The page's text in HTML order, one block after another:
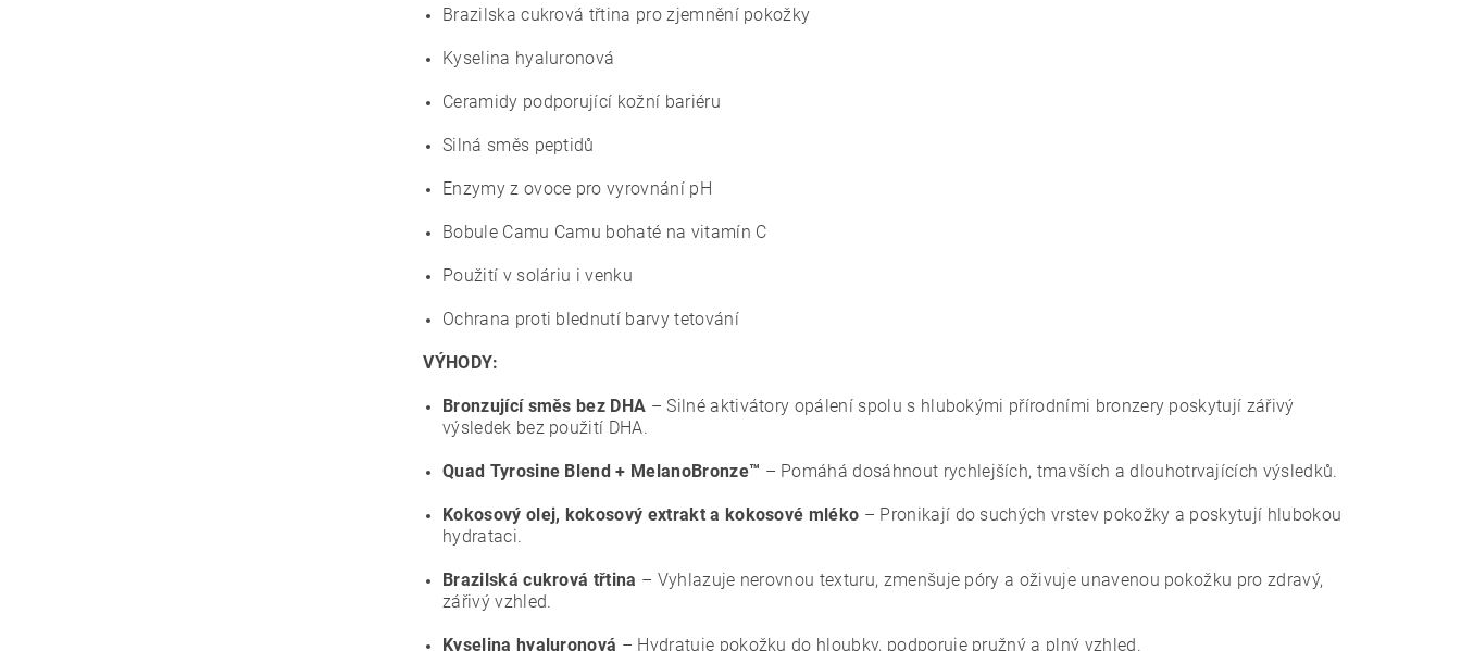
Brazilska cukrová třtina pro zjemnění pokožky
Kyselina hyaluronová
Ceramidy podporující kožní bariéru
Silná směs peptidů
Enzymy z ovoce pro vyrovnání pH
Bobule Camu Camu bohaté na vitamín C
Použití v soláriu i venku
Ochrana proti blednutí barvy tetování
VÝHODY:
Bronzující směs bez DHA – Silné aktivátory opálení spolu s hlubokými přírodními bronzery poskytují zářivý
výsledek bez použití DHA.
Quad Tyrosine Blend + MelanoBronze™ – Pomáhá dosáhnout rychlejších, tmavších a dlouhotrvajících výsledků.
Kokosový olej, kokosový extrakt a kokosové mléko – Pronikají do suchých vrstev pokožky a poskytují hlubokou
hydrataci.
Brazilská cukrová třtina – Vyhlazuje nerovnou texturu, zmenšuje póry a oživuje unavenou pokožku pro zdravý,
zářivý vzhled.
Kyselina hyaluronová – Hydratuje pokožku do hloubky, podporuje pružný a plný vzhled.